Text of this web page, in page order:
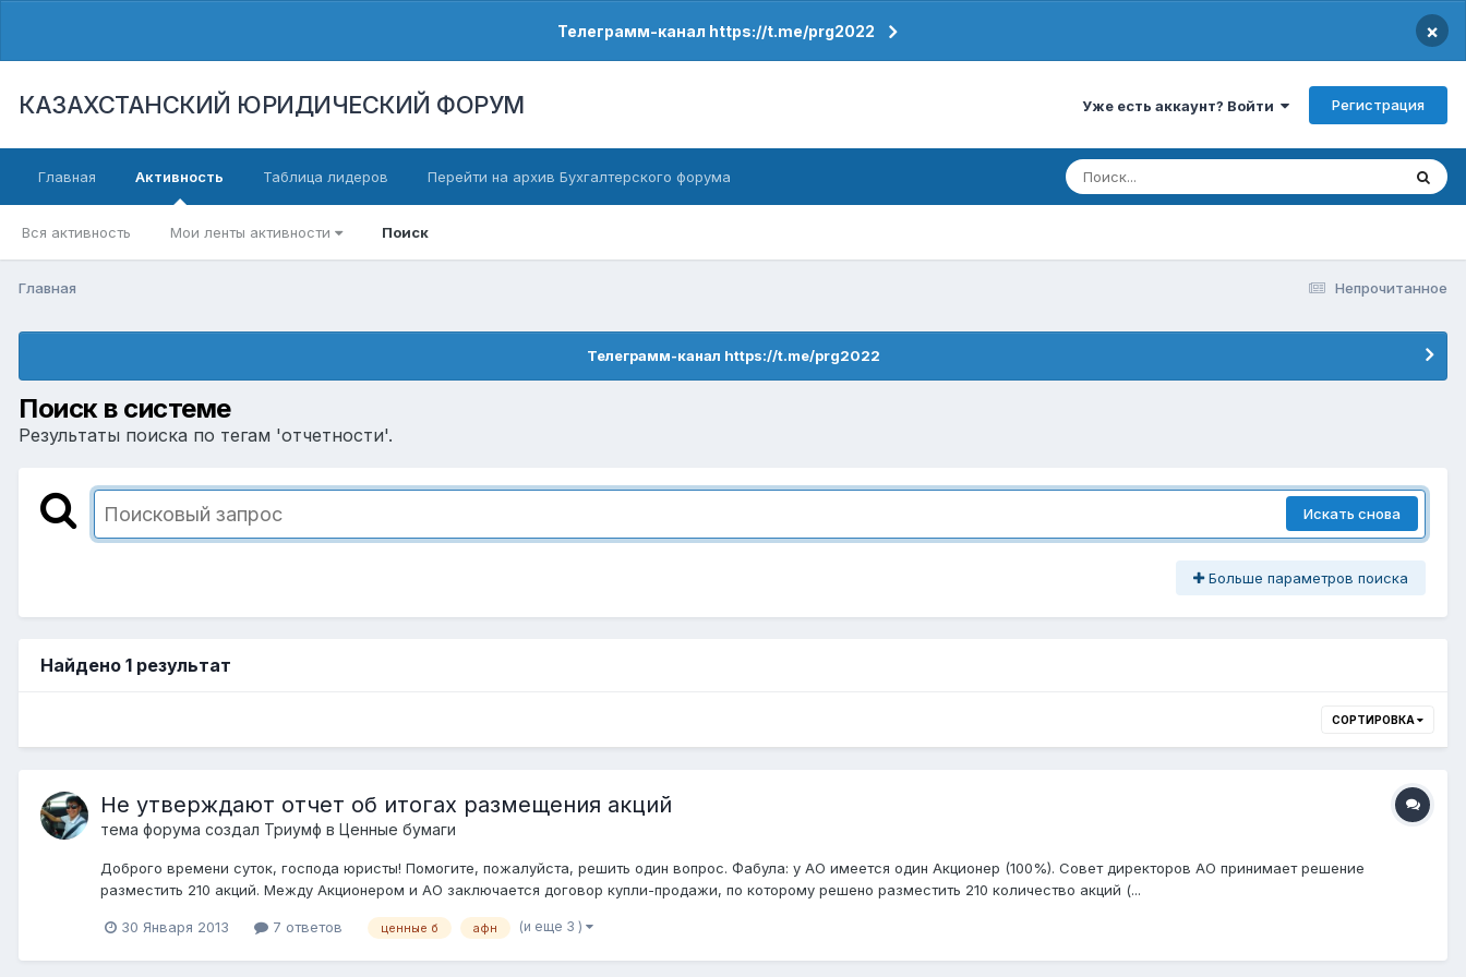
Телеграмм-канал https://t.me/prg2022 ×
КАЗАХСТАНСКИЙ ЮРИДИЧЕСКИЙ ФОРУМ Уже есть аккаунт? Войти Регистрация
Главная Активность
Вся активность Мои ленты активности Поиск
Таблица лидеров Перейти на архив Бухгалтерского форума
Непрочитанное
Главная
Телеграмм-канал https://t.me/prg2022
Поиск в системе
Результаты поиска по тегам 'отчетности'.
Искать снова
Больше параметров поиска
Найдено 1 результат
СОРТИРОВКА
Не утверждают отчет об итогах размещения акций
тема форума создал Триумф в Ценные бумаги
Доброго времени суток, господа юристы! Помогите, пожалуйста, решить один вопрос. Фабула: у АО имеется один Акционер (100%). Совет директоров АО принимает решение
разместить 210 акций. Между Акционером и АО заключается договор купли-продажи, по которому решено разместить 210 количество акций (...
30 Января 2013 7 ответов ценные б афн (и еще 3 )